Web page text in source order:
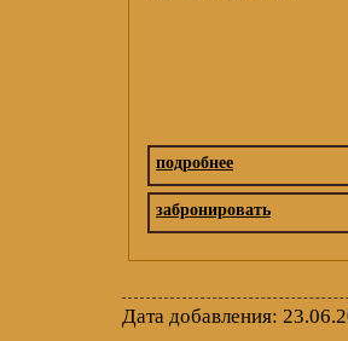
подробнее
забронировать
Дата добавления: